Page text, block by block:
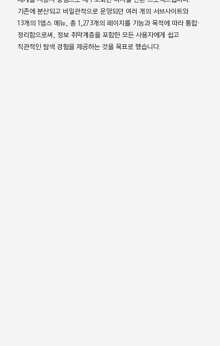
기존에 분산되고 비일관적으로 운영되던 여러 개의 서브사이트와
13개의 1뎁스 메뉴, 총 1,273개의 페이지를 기능과 목적에 따라 통합·
정리함으로써, 정보 취약계층을 포함한 모든 사용자에게 쉽고
직관적인 탐색 경험을 제공하는 것을 목표로 했습니다.